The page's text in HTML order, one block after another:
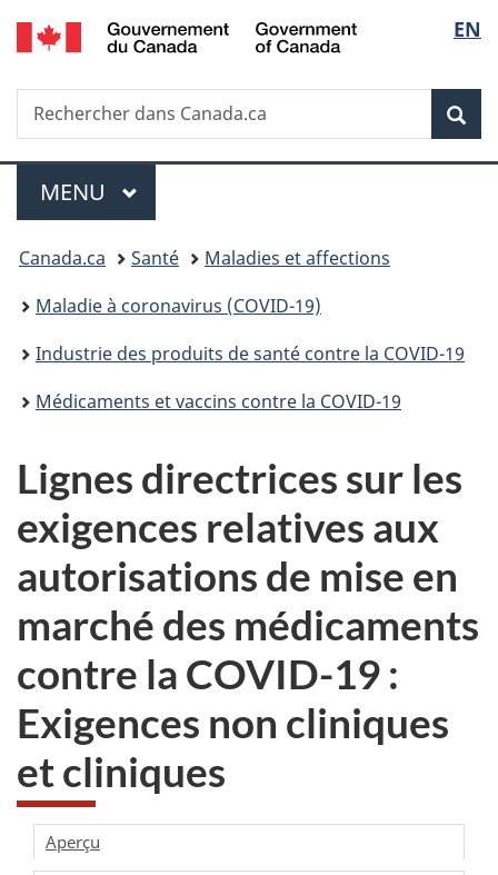
Passer
au
principal
Passer
à
Au
du
Passer
à
version
simplifiée
de
la
EN
Recherche
Rechercher
dans
Menu
MENU PRINCIPAL
Vous
êtes
ici :
Canada.ca Santé
Maladies et affections
Maladie à coronavirus (COVID-19)
Industrie des produits de santé contre la COVID-19
Médicaments et vaccins contre la COVID-19
Lignes directrices sur les
exigences relatives aux
autorisations de mise en
marché des médicaments
contre la COVID-19 :
Exigences non cliniques
et cliniques
Aperçu